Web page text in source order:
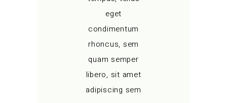
eget
condimentum
rhoncus, sem
quam semper
libero, sit amet
adipiscing sem